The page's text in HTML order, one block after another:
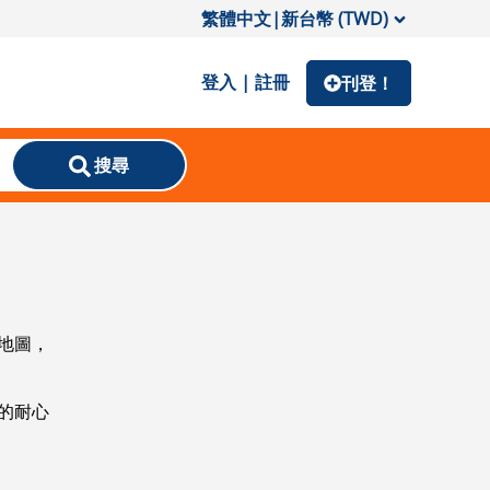
繁體中文|新台幣 (TWD)
登入 | 註冊 刊登！
搜尋
圖，
耐心